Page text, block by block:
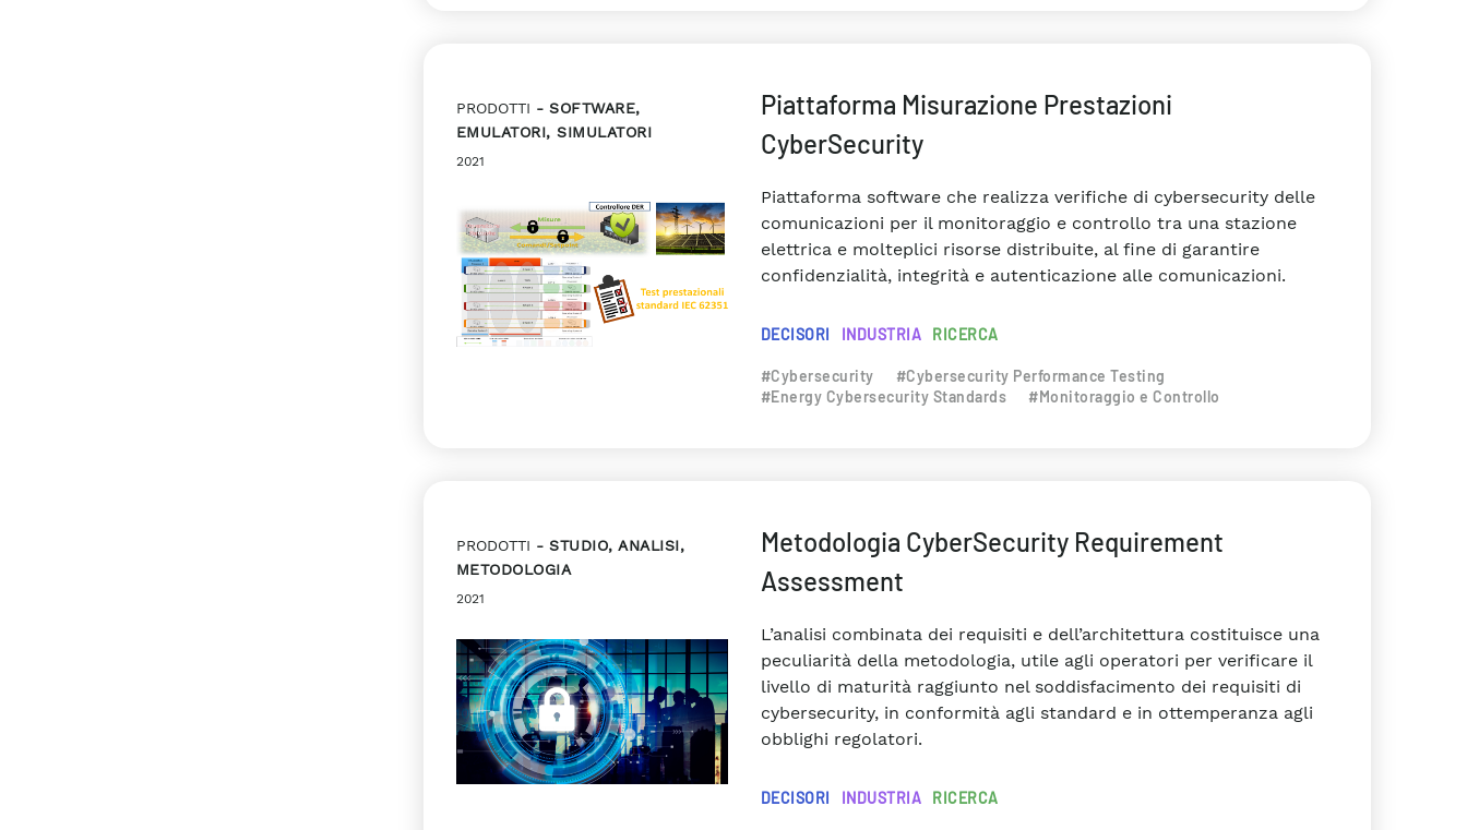
PRODOTTI
SOFTWARE,
EMULATORI, SIMULATORI
2021
Piattaforma Misurazione Prestazioni
CyberSecurity
Piattaforma software che realizza verifiche di cybersecurity delle
comunicazioni per il monitoraggio e controllo tra una stazione
elettrica e molteplici risorse distribuite, al fine di garantire
confidenzialità, integrità e autenticazione alle comunicazioni.
DECISORI INDUSTRIA RICERCA
#Cybersecurity
#Cybersecurity Performance Testing
#Energy Cybersecurity Standards
#Monitoraggio e Controllo
PRODOTTI
STUDIO, ANALISI,
METODOLOGIA
2021
Metodologia CyberSecurity Requirement
Assessment
L’analisi combinata dei requisiti e dell’architettura costituisce una
peculiarità della metodologia, utile agli operatori per verificare il
livello di maturità raggiunto nel soddisfacimento dei requisiti di
cybersecurity, in conformità agli standard e in ottemperanza agli
obblighi regolatori.
DECISORI INDUSTRIA RICERCA